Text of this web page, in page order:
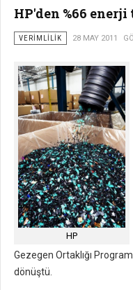
HP'den %66
VERIMLILIK 28 MAY 2011
HP
Gezegen Ortaklığı
dönüştü.